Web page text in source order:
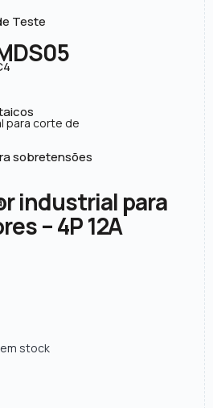
Teste
sobretensões
industrial para
– 4P 12A
stock